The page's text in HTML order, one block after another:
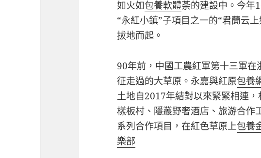
如火如包養軟體荼的建設中。今年
“永紅小鎮”子項目之一的“君蘭云
拔地而起。
90年前，中國工農紅軍第十三軍
征走過的大草原。永嘉與紅原包養
土地自2017年結對以來緊緊相連
樣板村、隱叢野奢酒店、旅游合
系列合作項目，在紅色草原上包養
樂部